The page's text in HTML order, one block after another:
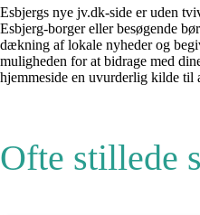
Esbjergs nye jv.dk-side er uden
Esbjerg-borger eller besøgende
dækning af lokale nyheder og
muligheden for at bidrage med
hjemmeside en uvurderlig kilde til
Ofte stillede